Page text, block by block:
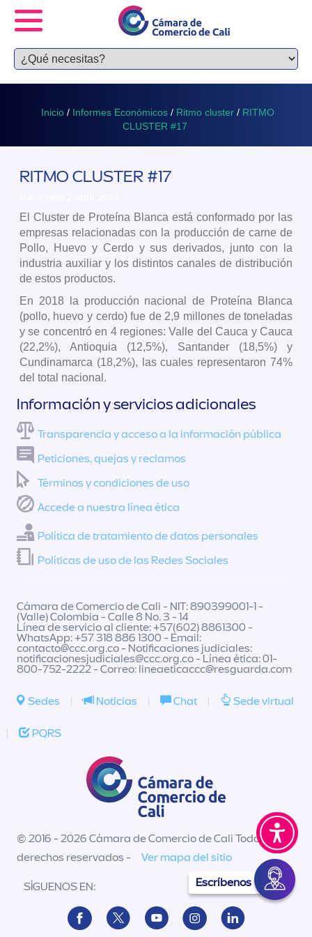
Inicio / Informes Económicos / Ritmo cluster / RITMO
CLUSTER #17
RITMO CLUSTER #17
El Cluster de Proteína Blanca está conformado por las
empresas relacionadas con la producción de carne de
Pollo, Huevo y Cerdo y sus derivados, junto con la
industria auxiliar y los distintos canales de distribución
de estos productos.
En 2018 la producción nacional de Proteína Blanca
(pollo, huevo y cerdo) fue de 2,9 millones de toneladas
y se concentró en 4 regiones: Valle del Cauca y Cauca
(22,2%), Antioquia (12,5%), Santander (18,5%) y
Cundinamarca (18,2%), las cuales representaron 74%
del total nacional.
Escríbenos
Información y servicios adicionales
Transparencia y acceso a la información pública
Peticiones, quejas y reclamos
Términos y condiciones de uso
Accede a nuestra línea ética
Política de tratamiento de datos personales
Políticas de uso de las Redes Sociales
Cámara de Comercio de Cali - NIT: 890399001-1 -
(Valle) Colombia - Calle 8 No. 3 - 14
Línea de servicio al cliente: +57(602) 8861300 -
WhatsApp: +57 318 886 1300 - Email:
contacto@ccc.org.co- Notificaciones judiciales:
notificacionesjudiciales@ccc.org.co- Línea ética: 01-
800-752-2222 - Correo: lineaeticaccc@resguarda.com
Sedes | Noticias | Chat | Sede virtual
| PQRS
© 2016 - 2026 Cámara de Comercio de Cali Todos los
derechos reservados -
Ver mapa del sitio
SÍGUENOS EN: